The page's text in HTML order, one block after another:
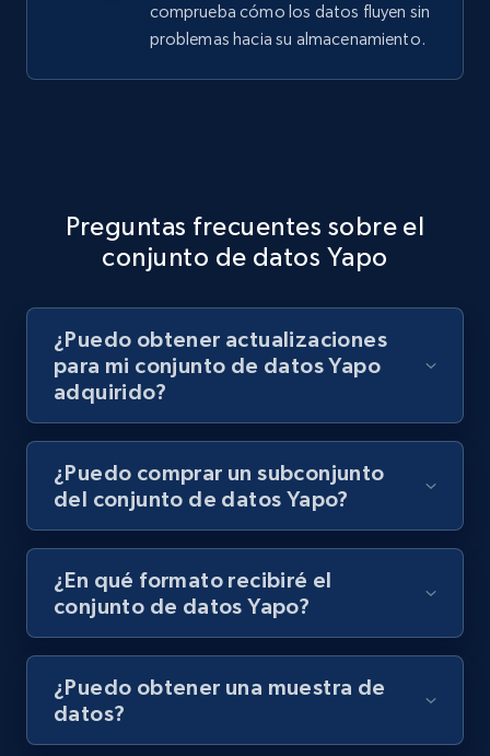
comprueba cómo los datos fluyen sin
problemas hacia su almacenamiento.
Preguntas frecuentes sobre el
conjunto de datos Yapo
¿Puedo obtener actualizaciones
para mi conjunto de datos Yapo
adquirido?
¿Puedo comprar un subconjunto
del conjunto de datos Yapo?
¿En qué formato recibiré el
conjunto de datos Yapo?
¿Puedo obtener una muestra de
datos?